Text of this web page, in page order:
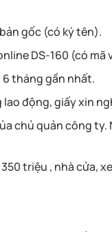
gốc (có ký tên).
DS-160 (có mã
tháng gần nhất.
động, giấy xin
chủ quản công
triệu , nhà cửa,